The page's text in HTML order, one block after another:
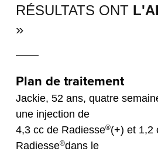
RÉSULTATS ONT
»
Plan de traitement
Jackie, 52 ans, quatre
une injection de
4,3 cc de Radiesse®(+) et 1,2
Radiesse®dans le